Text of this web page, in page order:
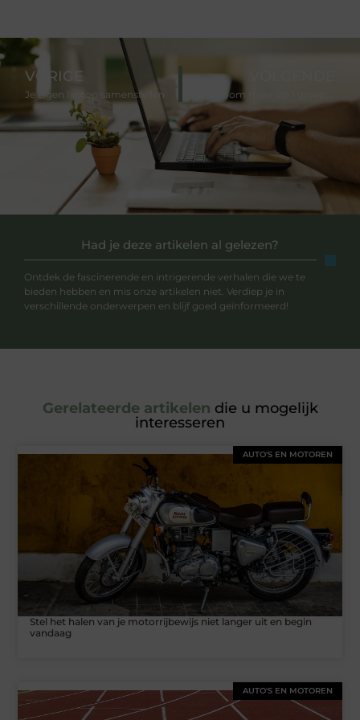
Had je deze artikelen al gelezen?
Ontdek de fascinerende en intrigerende verhalen die we te
bieden hebben en mis onze artikelen niet. Verdiep je in
verschillende onderwerpen en blijf goed geïnformeerd!
VORIGE
Je eigen laptop samenstellen
Gerelateerde artikelen die u mogelijk
interesseren
AUTO'S EN MOTOREN
Stel het halen van je motorrijbewijs niet langer uit en begin
vandaag
AUTO'S EN MOTOREN